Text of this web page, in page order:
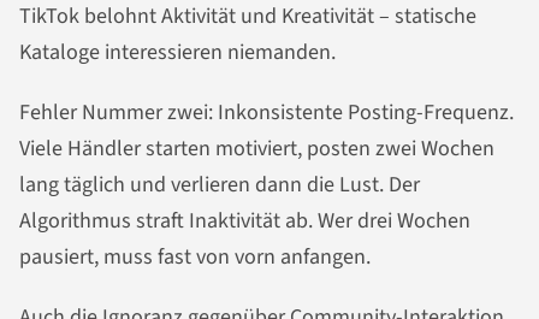
TikTok belohnt Aktivität und Kreativität – statische
Kataloge interessieren niemanden.
Fehler Nummer zwei: Inkonsistente Posting-Frequenz.
Viele Händler starten motiviert, posten zwei Wochen
lang täglich und verlieren dann die Lust. Der
Algorithmus straft Inaktivität ab. Wer drei Wochen
pausiert, muss fast von vorn anfangen.